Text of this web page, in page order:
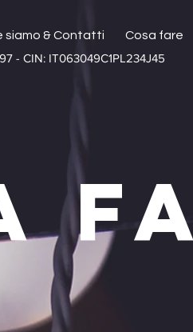
siamo & Contatti Cosa fare
- CIN: IT063049C1PL234J45